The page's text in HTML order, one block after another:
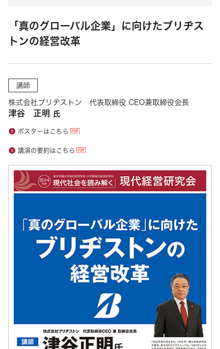
「真のグローバル企業」に向けたブリヂス
トンの経営改革
講師
株式会社ブリヂストン 代表取締役 CEO兼取締役会長
津谷 正明 氏
ポスターはこちら
講演の要約はこちら